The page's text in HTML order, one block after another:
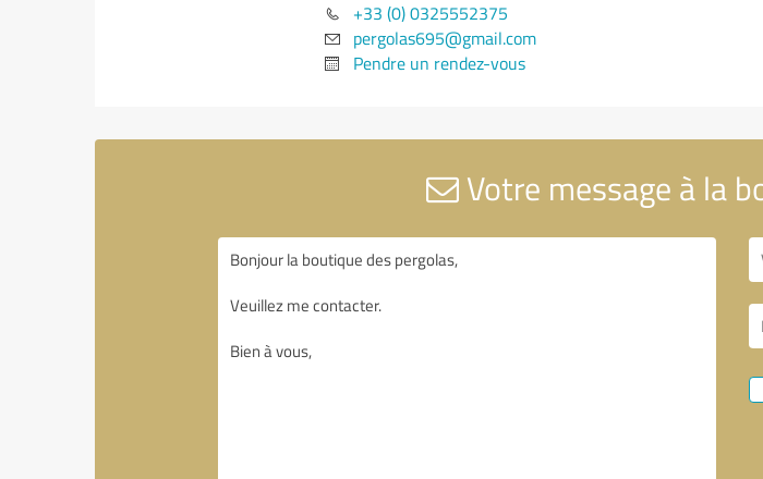
+33 (0) 0325552375
pergolas695@gmail.com
Pendre un rendez-vous
Votre message à la